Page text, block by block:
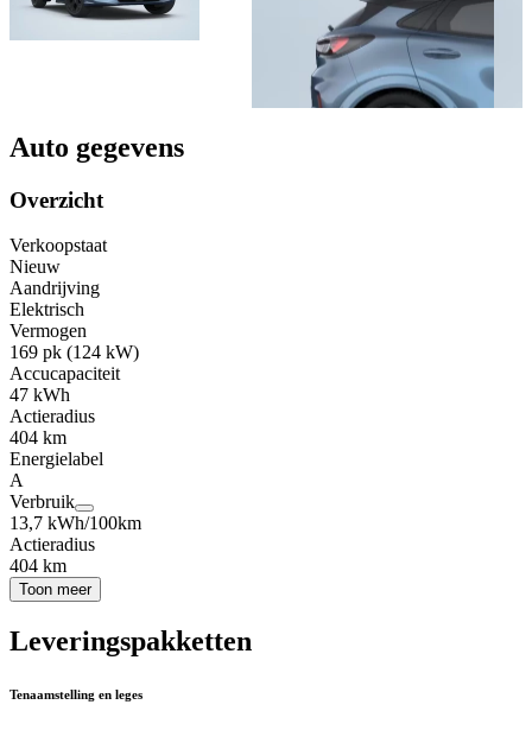
Auto gegevens
Overzicht
Verkoopstaat
Nieuw
Aandrijving
Elektrisch
Vermogen
169 pk (124 kW)
Accucapaciteit
47 kWh
Actieradius
404 km
Energielabel
A
Verbruik
13,7 kWh/100km
Actieradius
404 km
Toon meer
Leveringspakketten
Tenaamstelling en leges